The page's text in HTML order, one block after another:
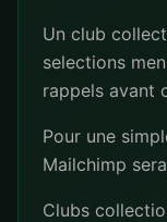
Un club
selections
rappels avant
Pour une
Mailchimp
Clubs